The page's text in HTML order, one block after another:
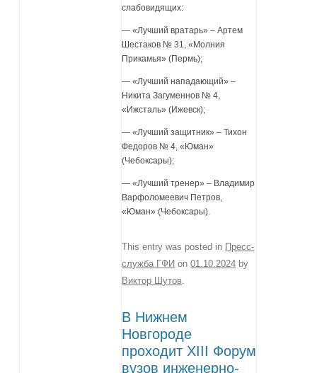
слабовидящих:
— «Лучший вратарь» – Артем
Шестаков № 31, «Молния
Прикамья» (Пермь);
— «Лучший нападающий» –
Никита Загуменнов № 4,
«Ижсталь» (Ижевск);
— «Лучший защитник» – Тихон
Федоров № 4, «Юман»
(Чебоксары);
— «Лучший тренер» – Владимир
Варфоломеевич Петров,
«Юман» (Чебоксары).
This entry was posted in Пресс-
служба ГФИ on01.10.2024 by
Виктор Шутов
В Нижнем
Новгороде
проходит XIII Форум
вузов инженерно-